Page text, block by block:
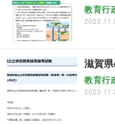
教育行
滋賀
教育行